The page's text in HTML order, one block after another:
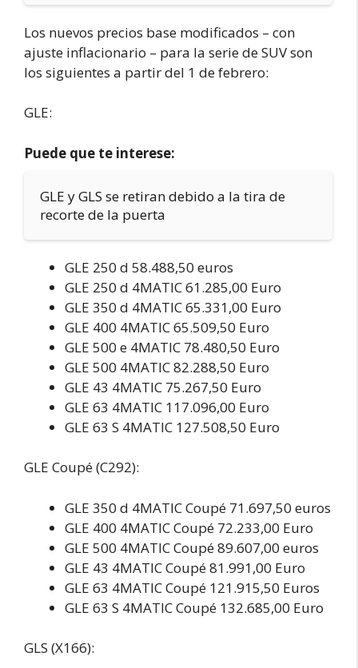
Los nuevos precios base modificados – con
ajuste inflacionario – para la serie de SUV son
los siguientes a partir del 1 de febrero:
GLE:
Puede que te interese:
GLE y GLS se retiran debido a la tira de
recorte de la puerta
GLE 250 d 58.488,50 euros
GLE 250 d 4MATIC 61.285,00 Euro
GLE 350 d 4MATIC 65.331,00 Euro
GLE 400 4MATIC 65.509,50 Euro
GLE 500 e 4MATIC 78.480,50 Euro
GLE 500 4MATIC 82.288,50 Euro
GLE 43 4MATIC 75.267,50 Euro
GLE 63 4MATIC 117.096,00 Euro
GLE 63 S 4MATIC 127.508,50 Euro
GLE Coupé (C292):
GLE 350 d 4MATIC Coupé 71.697,50 euros
GLE 400 4MATIC Coupé 72.233,00 Euro
GLE 500 4MATIC Coupé 89.607,00 euros
GLE 43 4MATIC Coupé 81.991,00 Euro
GLE 63 4MATIC Coupé 121.915,50 Euros
GLE 63 S 4MATIC Coupé 132.685,00 Euro
GLS (X166):